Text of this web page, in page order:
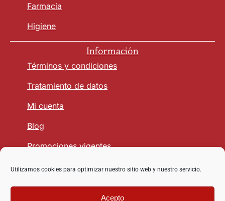
Utilizamos cookies para optimizar nuestro sitio web y nuestro servicio.
Acepto
Farmacia
Higiene
Información
Términos y condiciones
Tratamiento de datos
Mi cuenta
Blog
Promociones vigentes
Seguridad y Confianza